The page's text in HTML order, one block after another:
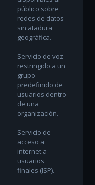
público sobre
redes de datos
sin atadura
geográfica.
Servicio de voz
restringido a un
grupo
predefinido de
usuarios dentro
de una
organización.
Servicio de
acceso a
internet a
usuarios
finales (ISP).